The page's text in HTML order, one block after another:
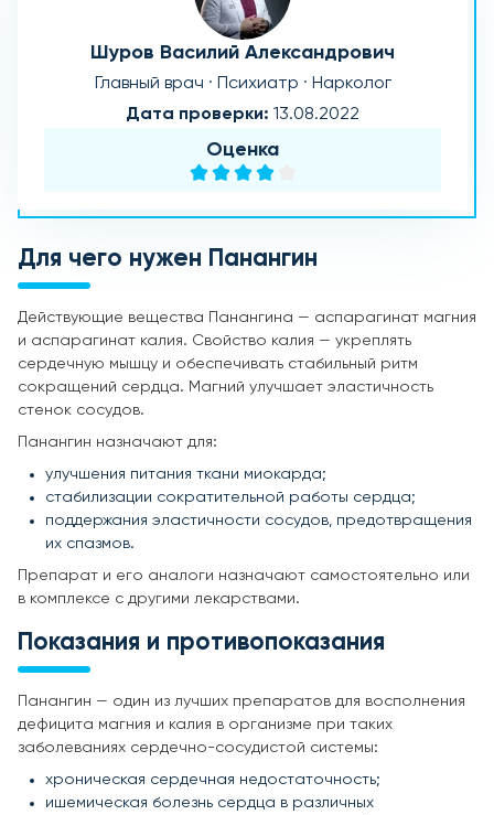
Шуров Василий Александрович
Главный врач · Психиатр · Нарколог
Дата проверки: 13.08.2022
Оценка
Для чего нужен Панангин
Действующие вещества Панангина — аспарагинат магния
и аспарагинат калия. Свойство калия — укреплять
сердечную мышцу и обеспечивать стабильный ритм
сокращений сердца. Магний улучшает эластичность
стенок сосудов.
Панангин назначают для:
улучшения питания ткани миокарда;
стабилизации сократительной работы сердца;
поддержания эластичности сосудов, предотвращения
их спазмов.
Препарат и его аналоги назначают самостоятельно или
в комплексе с другими лекарствами.
Показания и противопоказания
Панангин — один из лучших препаратов для восполнения
дефицита магния и калия в организме при таких
заболеваниях сердечно-сосудистой системы:
хроническая сердечная недостаточность;
ишемическая болезнь сердца в различных